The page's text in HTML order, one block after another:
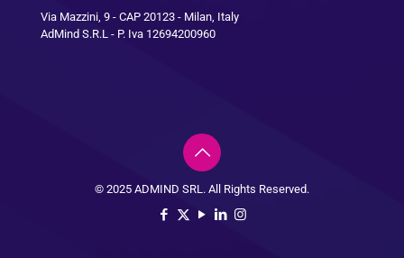
Via Mazzini, 9 - CAP 20123 - Milan, Italy
AdMind S.R.L - P. Iva 12694200960
© 2025 ADMIND SRL. All Rights Reserved.